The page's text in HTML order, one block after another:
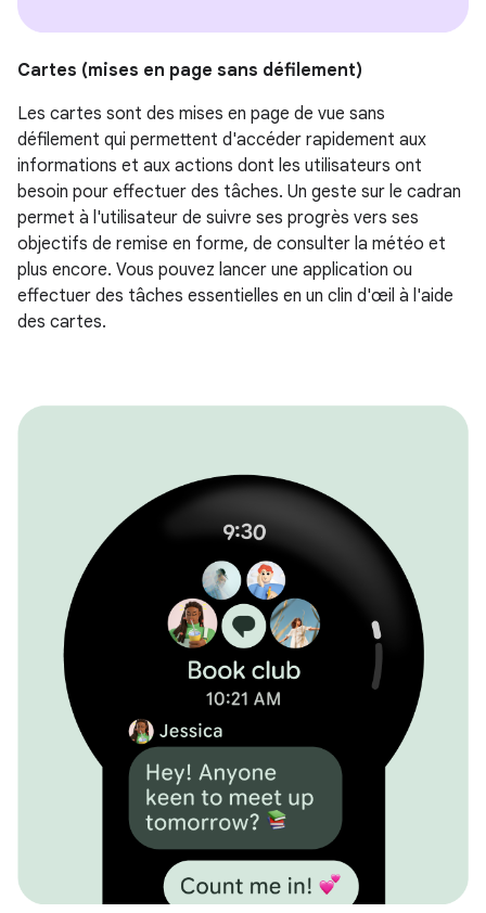
Cartes (mises en page sans défilement)
Les cartes sont des mises en page de vue sans
défilement qui permettent d'accéder rapidement aux
informations et aux actions dont les utilisateurs ont
besoin pour effectuer des tâches. Un geste sur le cadran
permet à l'utilisateur de suivre ses progrès vers ses
objectifs de remise en forme, de consulter la météo et
plus encore. Vous pouvez lancer une application ou
effectuer des tâches essentielles en un clin d'œil à l'aide
des cartes.